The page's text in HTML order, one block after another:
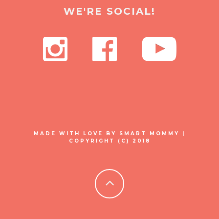
WE'RE SOCIAL!
MADE WITH LOVE BY SMART MOMMY |
COPYRIGHT (C) 2018